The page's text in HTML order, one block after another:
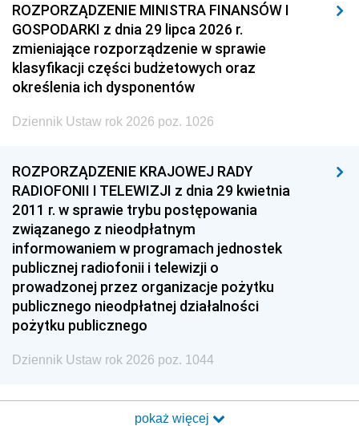
ROZPORZĄDZENIE MINISTRA FINANSÓW I
GOSPODARKI z dnia 29 lipca 2026 r.
zmieniające rozporządzenie w sprawie
klasyfikacji części budżetowych oraz
określenia ich dysponentów
Dziennik Ustaw rok 2026 poz. 1026
ROZPORZĄDZENIE KRAJOWEJ RADY
RADIOFONII I TELEWIZJI z dnia 29 kwietnia
2011 r. w sprawie trybu postępowania
związanego z nieodpłatnym
informowaniem w programach jednostek
publicznej radiofonii i telewizji o
prowadzonej przez organizacje pożytku
publicznego nieodpłatnej działalności
pożytku publicznego
Dziennik Ustaw rok 2026 poz. 1044
pokaż więcej